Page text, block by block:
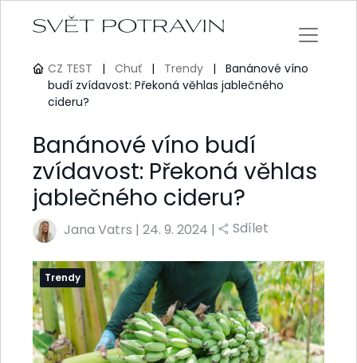
CZ TEST | Chuť | Trendy |
Banánové víno
budí zvídavost: Překoná věhlas jablečného
cideru?
Banánové víno budí
zvídavost: Překoná věhlas
jablečného cideru?
Jana Vatrs | 24. 9. 2024 | Sdílet
Trendy